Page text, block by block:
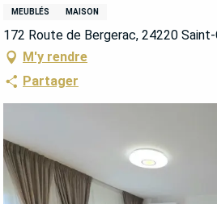
MEUBLÉS MAISON
172 Route de Bergerac, 24220
M'y rendre
Partager